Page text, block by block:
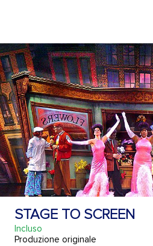
STAGE TO SCREEN
Incluso
Produzione originale